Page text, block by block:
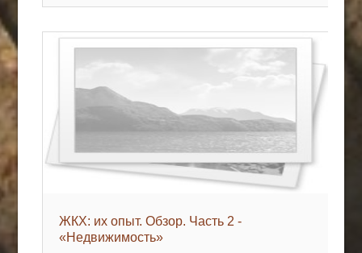
ЖКХ: их опыт. Обзор. Часть 2 -
«Недвижимость»